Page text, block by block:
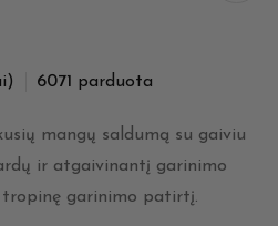
6071 parduota
mangų saldumą su gaiviu
ir atgaivinantį garinimo
tropinę garinimo patirtį.